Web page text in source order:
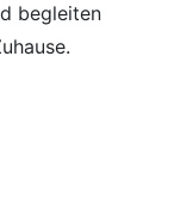
begleiten